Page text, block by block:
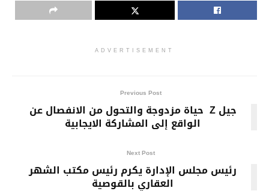
ADVERTISEMENT
Previous Post
جيل Z حياة مزدوجة والتحول من الانفصال عن
الواقع إلى المشاركة الايجابية
Next Post
رئيس مجلس الإدارة يكرم رئيس مكتب الشهر
العقاري بالقوصية